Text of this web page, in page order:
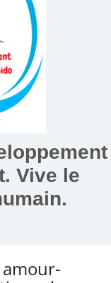
Vive le